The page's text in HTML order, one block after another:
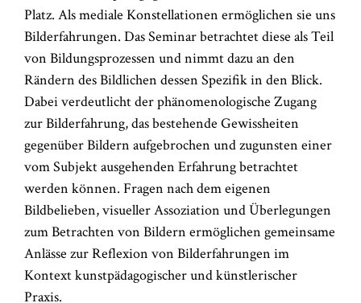
Platz. Als mediale Konstellationen ermöglichen sie uns
Bilderfahrungen. Das Seminar betrachtet diese als Teil
von Bildungsprozessen und nimmt dazu an den
Rändern des Bildlichen dessen Spezifik in den Blick.
Dabei verdeutlicht der phänomenologische Zugang
zur Bilderfahrung, das bestehende Gewissheiten
gegenüber Bildern aufgebrochen und zugunsten einer
vom Subjekt ausgehenden Erfahrung betrachtet
werden können. Fragen nach dem eigenen
Bildbelieben, visueller Assoziation und Überlegungen
zum Betrachten von Bildern ermöglichen gemeinsame
Anlässe zur Reflexion von Bilderfahrungen im
Kontext kunstpädagogischer und künstlerischer
Praxis.